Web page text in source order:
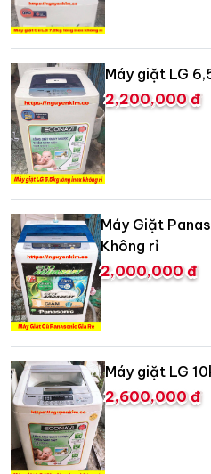
Máy giặt LG
2,200,000 đ
Máy Giặt
Không rỉ
2,000,000 đ
Máy giặt LG
2,600,000 đ